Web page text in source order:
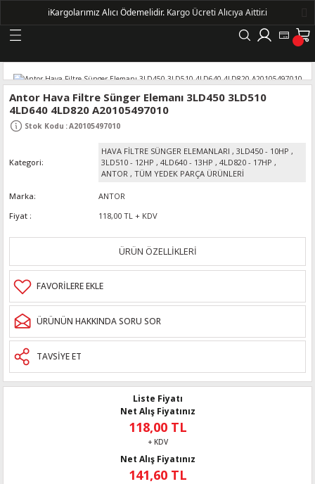
Geri Dön
KASNAKLI ALTERNATÖRLER - 1500
Antor Hava Filtre Sünger Elemanı 3LD450 3LD510
4LD640 4LD820 A20105497010
Stok Kodu :A20105497010
Kategori
HAVA FİLTRE SÜNGER ELEMANLARI , 3LD450 - 10HP ,
3LD510 - 12HP , 4LD640 - 13HP , 4LD820 - 17HP ,
ANTOR , TÜM YEDEK PARÇA ÜRÜNLERİ
Marka
ANTOR
Fiyat
118,00 TL + KDV
ÜRÜN ÖZELLİKLERİ
ÜRÜNÜN HAKKINDA SORU SOR
TAVSİYE ET
Liste Fiyatı
Net Alış Fiyatınız
118,00 TL
+ KDV
Net Alış Fiyatınız
141,60 TL
ℹ️Kargolarımız Alıcı Ödemelidir. Kargo Ücreti Alıcıya Aittir.ℹ️